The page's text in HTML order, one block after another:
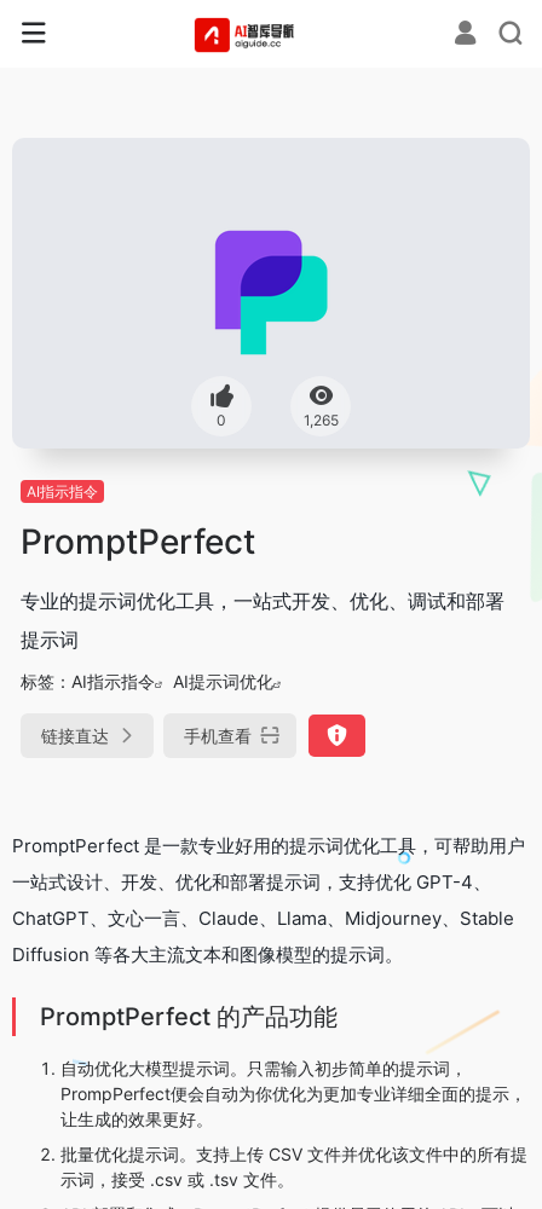
0 1,265
AI指示指令
PromptPerfect
专业的提示词优化工具，一站式开发、优化、调试和部署
提示词
标签： AI指示指令 AI提示词优化
链接直达 手机查看
PromptPerfect 是一款专业好用的提示词优化工具，可帮助用户
一站式设计、开发、优化和部署提示词，支持优化 GPT-4、
ChatGPT、文心一言、Claude、Llama、Midjourney、Stable
Diffusion 等各大主流文本和图像模型的提示词。
PromptPerfect 的产品功能
自动优化大模型提示词。只需输入初步简单的提示词，
PrompPerfect便会自动为你优化为更加专业详细全面的提示，
让生成的效果更好。
批量优化提示词。支持上传 CSV 文件并优化该文件中的所有提
示词，接受 .csv 或 .tsv 文件。